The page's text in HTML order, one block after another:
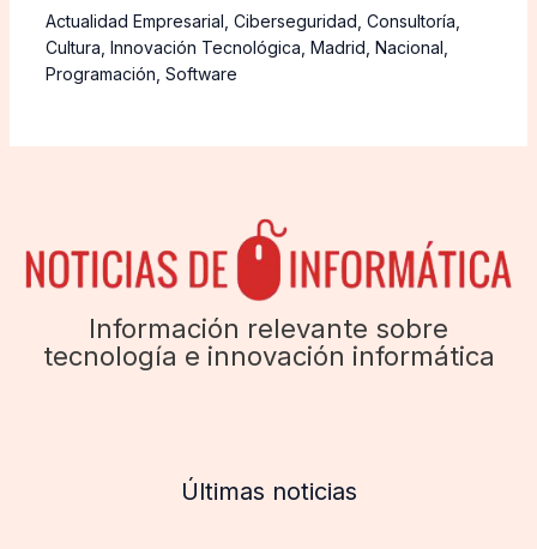
Actualidad Empresarial Ciberseguridad Consultoría
Cultura Innovación Tecnológica Madrid Nacional
Programación Software
Información relevante sobre
tecnología e innovación informática
Últimas noticias